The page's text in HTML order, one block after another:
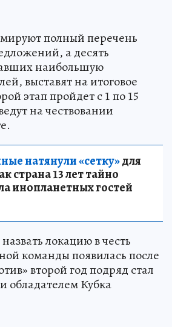
полный перечень
а десять
наибольшую
выставят на итоговое
этап пройдет с 1 по 15
на чествовании
натянули «сетку»для
страна 13 лет тайно
инопланетных гостей
локацию в честь
команды появилась после
второй год подряд стал
Кубка